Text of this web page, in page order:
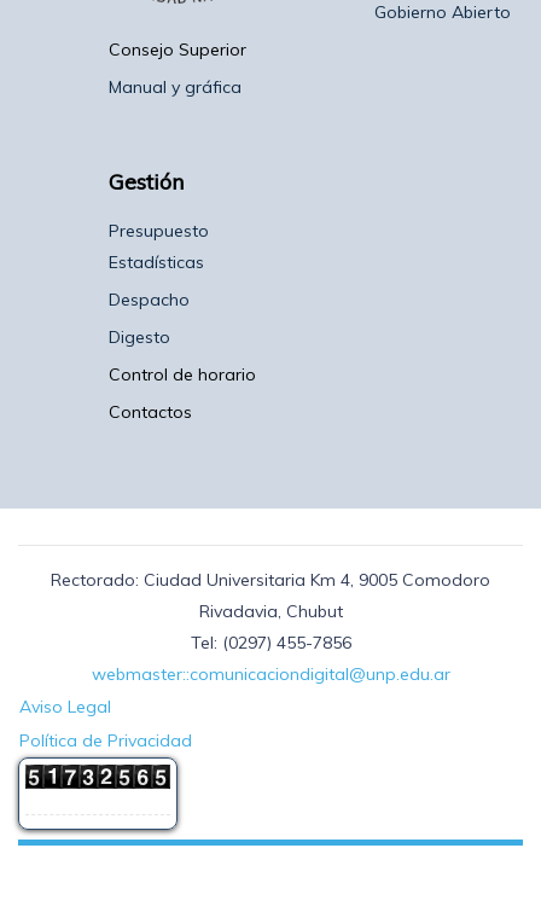
Gobierno Abierto
Consejo Superior
Manual y gráfica
Gestión
Presupuesto
Estadísticas
Despacho
Digesto
Control de horario
Contactos
Rectorado: Ciudad Universitaria Km 4, 9005 Comodoro
Rivadavia, Chubut
Tel: (0297) 455-7856
webmaster::comunicaciondigital@unp.edu.ar
Aviso Legal
Política de Privacidad